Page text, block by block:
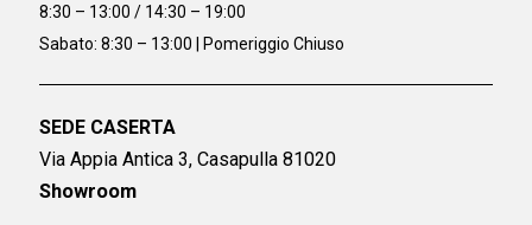
8:30 – 13:00 / 14:30 – 19:00
Sabato: 8:30 – 13:00 | Pomeriggio Chiuso
SEDE CASERTA
Via Appia Antica 3, Casapulla 81020
Showroom